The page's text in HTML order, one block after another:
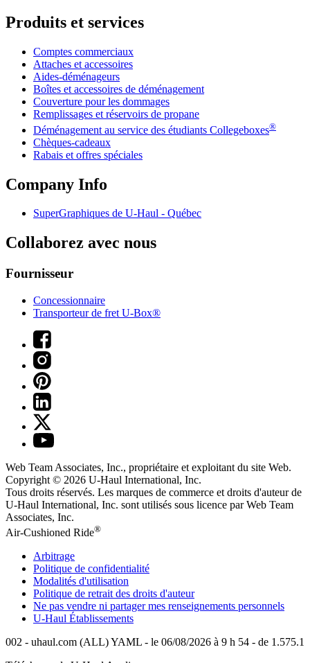
Produits et services
Comptes commerciaux
Attaches et accessoires
Aides-déménageurs
Boîtes et accessoires de déménagement
Couverture pour les dommages
Remplissages et réservoirs de propane
Déménagement au service des étudiants Collegeboxes®
Chèques-cadeaux
Rabais et offres spéciales
Company Info
SuperGraphiques de U-Haul - Québec
Collaborez avec nous
Fournisseur
Concessionnaire
Transporteur de fret U-Box®
Web Team Associates, Inc., propriétaire et exploitant du site Web.
Copyright © 2026 U-Haul International, Inc.
Tous droits réservés. Les marques de commerce et droits d'auteur de
U-Haul International, Inc. sont utilisés sous licence par Web Team
Associates, Inc.
Air-Cushioned Ride®
Arbitrage
Politique de confidentialité
Modalités d'utilisation
Politique de retrait des droits d'auteur
Ne pas vendre ni partager mes renseignements personnels
U-Haul Établissements
002 - uhaul.com (ALL) YAML - le 06/08/2026 à 9 h 54 - de 1.575.1